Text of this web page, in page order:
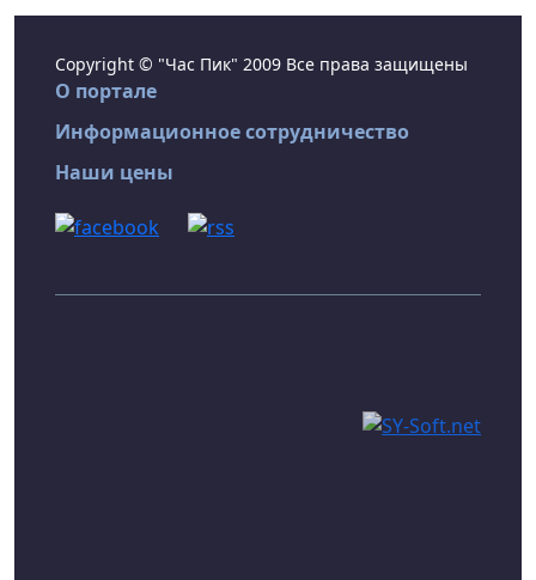
Copyright © "Час Пик" 2009 Все права защищены
О портале
Информационное сотрудничество
Наши цены